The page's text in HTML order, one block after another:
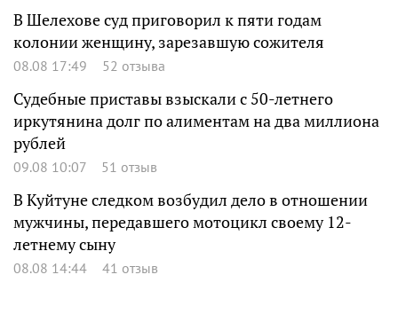
В Шелехове суд приговорил к пяти годам
колонии женщину, зарезавшую сожителя
08.08 17:49 52 отзыва
Судебные приставы взыскали с 50-летнего
иркутянина долг по алиментам на два миллиона
рублей
09.08 10:07 51 отзыв
В Куйтуне следком возбудил дело в отношении
мужчины, передавшего мотоцикл своему 12-
летнему сыну
08.08 14:44 41 отзыв